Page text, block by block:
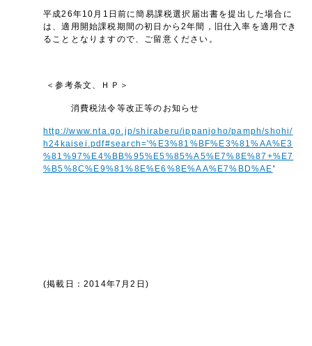
平成26年10月1日前に簡易課税選択届出書を提出した場合に
は、適用開始課税期間の初日から2年間，旧仕入率を適用でき
ることとなりますので、ご留意ください。
＜参考条文、ＨＰ＞
消費税法令等改正等のお知らせ
http://www.nta.go.jp/shiraberu/ippanjoho/pamph/shohi/
h24kaisei.pdf#search='%E3%81%BF%E3%81%AA%E3
%81%97%E4%BB%95%E5%85%A5%E7%8E%87+%E7
%B5%8C%E9%81%8E%E6%8E%AA%E7%BD%AE'
(掲載日：2014年7月2日)